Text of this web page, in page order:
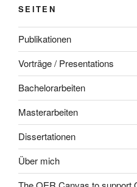
SEITEN
Publikationen
Vorträge / Presentations
Bachelorarbeiten
Masterarbeiten
Dissertationen
Über mich